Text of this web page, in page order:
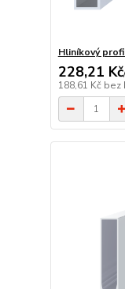
Hliníkový
228,21 Kč/
188,61 Kč bez